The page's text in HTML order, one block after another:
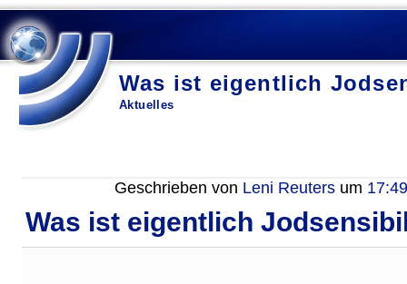
Was ist eigentlich
Aktuelles
Geschrieben von Leni Reuters um 17:49
Was ist eigentlich